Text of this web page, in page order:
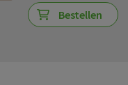
Bestellen